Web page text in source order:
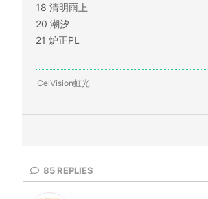
18 清明雨上
20 潮汐
21 炉正PL
CelVision虹光
85 REPLIES